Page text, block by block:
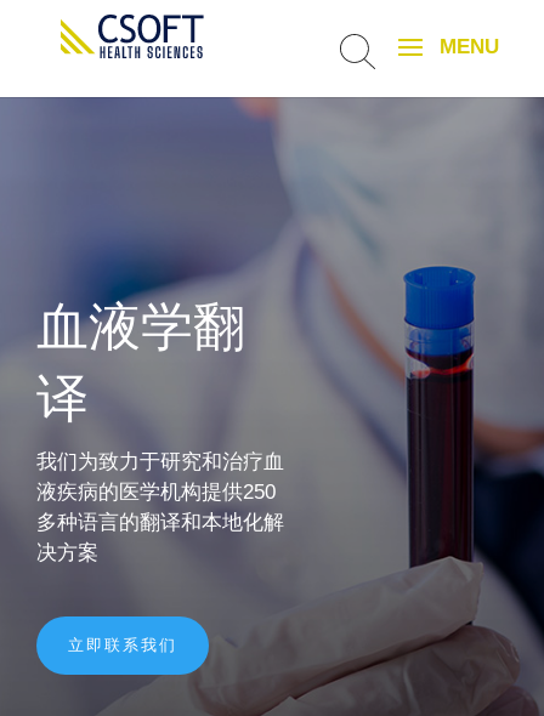
血液学翻
译
我们为致力于研究和治疗血
液疾病的医学机构提供250
多种语言的翻译和本地化解
决方案
立即联系我们